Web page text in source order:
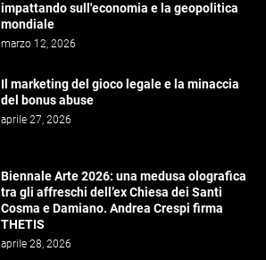
impattando sull'economia e la geopolitica
mondiale
marzo 12, 2026
Il marketing del gioco legale e la minaccia
del bonus abuse
aprile 27, 2026
Biennale Arte 2026: una medusa olografica
tra gli affreschi dell’ex Chiesa dei Santi
Cosma e Damiano. Andrea Crespi firma
THETIS
aprile 28, 2026